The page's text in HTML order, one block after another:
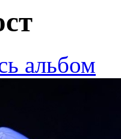
альбом